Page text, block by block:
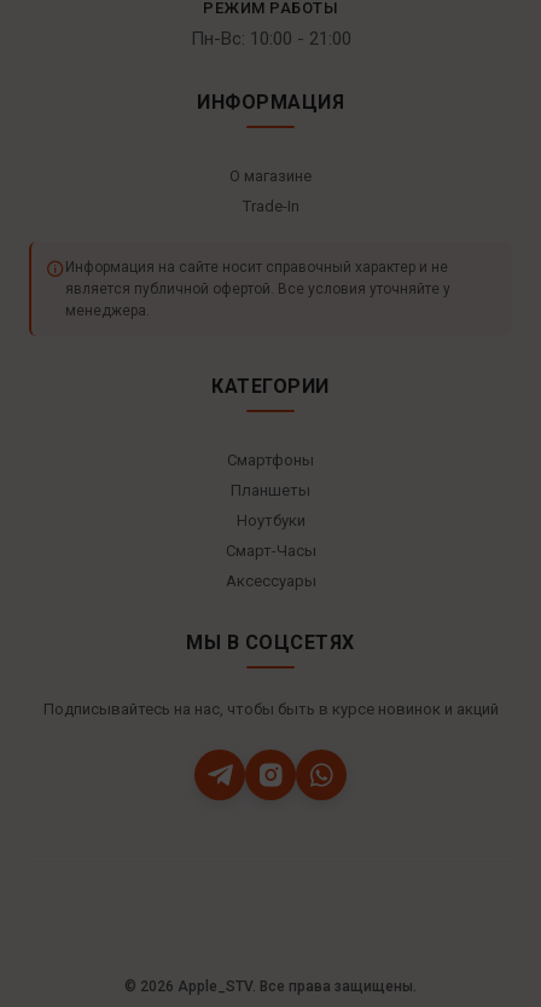
РЕЖИМ РАБОТЫ
Пн-Вс: 10:00 - 21:00
ИНФОРМАЦИЯ
О магазине
Trade-In
Информация на сайте носит справочный характер и не
является публичной офертой. Все условия уточняйте у
менеджера.
КАТЕГОРИИ
Смартфоны
Планшеты
Ноутбуки
Смарт-Часы
Аксессуары
МЫ В СОЦСЕТЯХ
Подписывайтесь на нас, чтобы быть в курсе новинок и акций
© 2026 Apple_STV. Все права защищены.